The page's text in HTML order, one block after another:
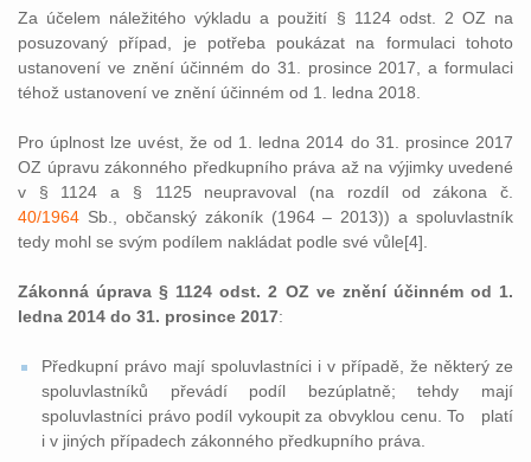
Za účelem náležitého výkladu a použití § 1124 odst. 2 OZ na
posuzovaný případ, je potřeba poukázat na formulaci tohoto
ustanovení ve znění účinném do 31. prosince 2017, a formulaci
téhož ustanovení ve znění účinném od 1. ledna 2018.
Pro úplnost lze uvést, že od 1. ledna 2014 do 31. prosince 2017
OZ úpravu zákonného předkupního práva až na výjimky uvedené
v § 1124 a § 1125 neupravoval (na rozdíl od zákona č.
40/1964 Sb., občanský zákoník (1964 – 2013)) a spoluvlastník
tedy mohl se svým podílem nakládat podle své vůle[4].
Zákonná úprava § 1124 odst. 2 OZ ve znění účinném od 1.
ledna 2014 do 31. prosince 2017:
Předkupní právo mají spoluvlastníci i v případě, že některý ze
spoluvlastníků převádí podíl bezúplatně; tehdy mají
spoluvlastníci právo podíl vykoupit za obvyklou cenu. To platí
i v jiných případech zákonného předkupního práva.